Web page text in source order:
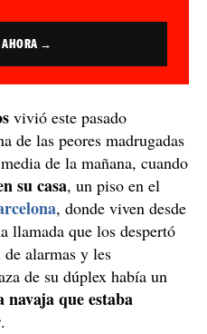
AHORA →
vivió este pasado
de las peores madrugadas
de la mañana, cuando
su casa, un piso en el
, donde viven desde
llamada que los despertó
alarmas y les
de su dúplex había un
que estaba
.